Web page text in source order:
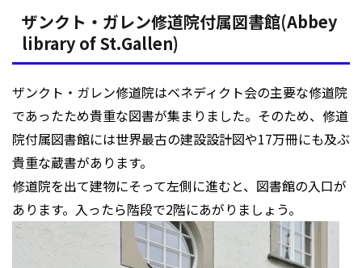
ザンクト・ガレン修道院付属図書館(Abbey
library of St.Gallen)
ザンクト・ガレン修道院はベネディクト会の主要な修道院
であったため貴重な図書が集まりました。そのため、修道
院付属図書館には世界最古の建設設計図や17万冊にも及ぶ
貴重な蔵書があります。
修道院を出て建物にそって左側に進むと、図書館の入口が
あります。入ったら階段で2階にあがりましょう。